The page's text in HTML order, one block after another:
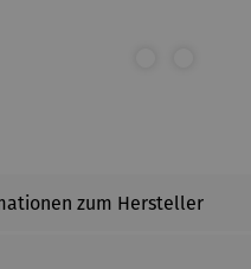
zum Hersteller